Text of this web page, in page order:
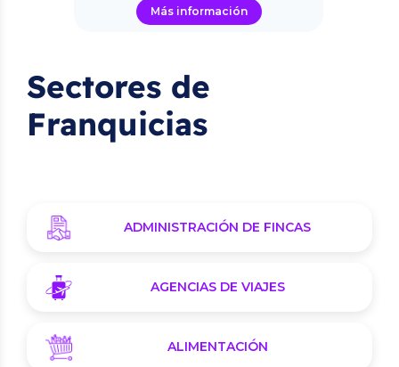
Sectores de
Franquicias
ADMINISTRACIÓN DE FINCAS
AGENCIAS DE VIAJES
ALIMENTACIÓN